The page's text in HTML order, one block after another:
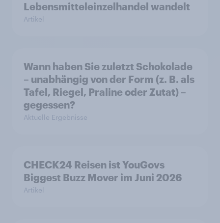
Lebensmitteleinzelhandel wandelt
Artikel
Wann haben Sie zuletzt Schokolade
– unabhängig von der Form (z. B. als
Tafel, Riegel, Praline oder Zutat) –
gegessen?
Aktuelle Ergebnisse
CHECK24 Reisen ist YouGovs
Biggest Buzz Mover im Juni 2026
Artikel